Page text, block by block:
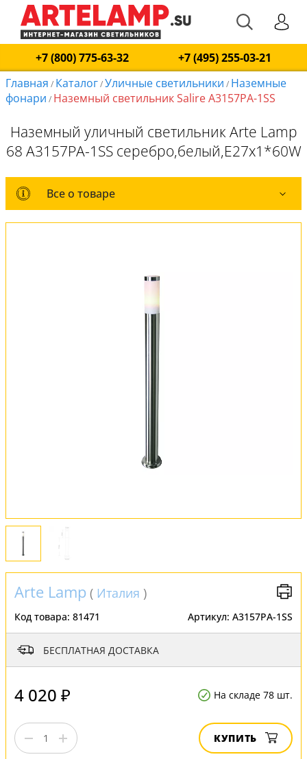
+7 (800) 775-63-32
+7 (495) 255-03-21
Главная / Каталог/Уличные светильники / Наземные
фонари / Наземный светильник Salire A3157PA-1SS
Наземный уличный светильник Arte Lamp
68 A3157PA-1SS серебро,белый,E27x1*60W
Все о товаре
Все о товаре
Оплата и доставка
Arte Lamp ( Италия )
Код товара: 81471 Артикул: A3157PA-1SS
БЕСПЛАТНАЯ ДОСТАВКА
4 020 ₽ На складе 78 шт.
КУПИТЬ